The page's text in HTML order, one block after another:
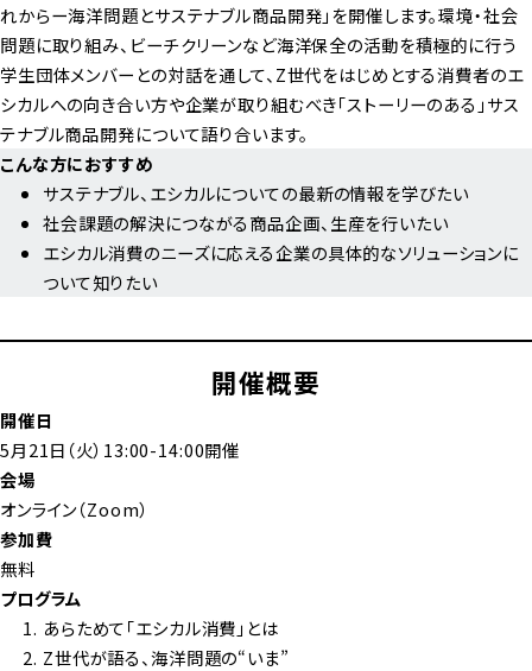
れからー海洋問題とサステナブル商品開発」を開催します。環境・社会
問題に取り組み、ビーチクリーンなど海洋保全の活動を積極的に行う
学生団体メンバーとの対話を通して、Z世代をはじめとする消費者のエ
シカルへの向き合い方や企業が取り組むべき｢ストーリーのある｣サス
テナブル商品開発について語り合います。
こんな方におすすめ
サステナブル、エシカルについての最新の情報を学びたい
社会課題の解決につながる商品企画、生産を行いたい
エシカル消費のニーズに応える企業の具体的なソリューションに
ついて知りたい
開催概要
開催日
5月21日（火）13:00-14:00開催
会場
オンライン（Zoom）
参加費
無料
プログラム
あらためて「エシカル消費」とは
Z世代が語る、海洋問題の“いま”